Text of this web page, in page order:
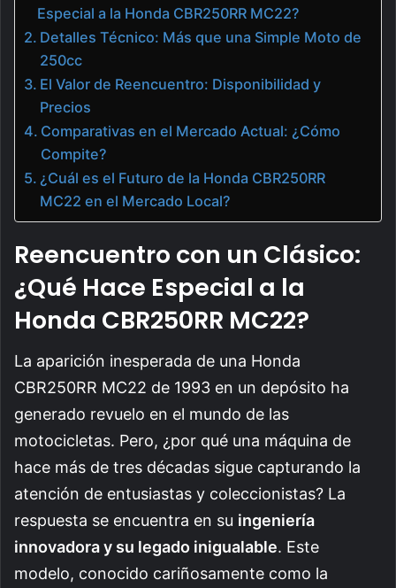
Especial a la Honda CBR250RR MC22?
Detalles Técnico: Más que una Simple Moto de
250cc
El Valor de Reencuentro: Disponibilidad y
Precios
Comparativas en el Mercado Actual: ¿Cómo
Compite?
¿Cuál es el Futuro de la Honda CBR250RR
MC22 en el Mercado Local?
Reencuentro con un Clásico:
¿Qué Hace Especial a la
Honda CBR250RR MC22?
La aparición inesperada de una Honda
CBR250RR MC22 de 1993 en un depósito ha
generado revuelo en el mundo de las
motocicletas. Pero, ¿por qué una máquina de
hace más de tres décadas sigue capturando la
atención de entusiastas y coleccionistas? La
respuesta se encuentra en su ingeniería
innovadora y su legado inigualable. Este
modelo, conocido cariñosamente como la